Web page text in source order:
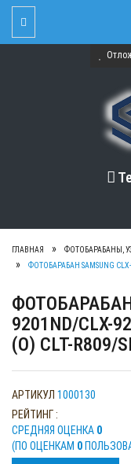
Toggle Navigation
ГЛАВНАЯ ФОТОБАРАБАНЫ,
ФОТОБАРАБАН SAMSUNG CLX-
ФОТОБАРАБАН
9201ND/CLX-
(О) CLT-R809/
АРТИКУЛ 1000130
РЕЙТИНГ :
CРЕДНЯЯ ОЦЕНКА 0
(ПО ОЦЕНКАМ 0